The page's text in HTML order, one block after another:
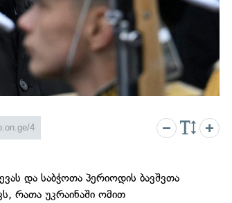
და საბჭოთა პერიოდის ბავშვთა
რათა უკრაინაში ომით